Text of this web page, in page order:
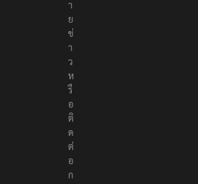
ห
ม
า
ย
ข่
า
ว
ห
รื
อ
ติ
ด
ต่